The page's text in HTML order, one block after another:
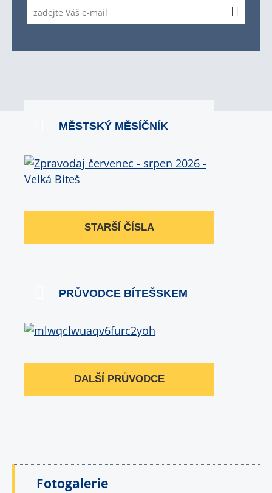
MĚSTSKÝ MĚSÍČNÍK
STARŠÍ ČÍSLA
PRŮVODCE BÍTEŠSKEM
DALŠÍ PRŮVODCE
Fotogalerie